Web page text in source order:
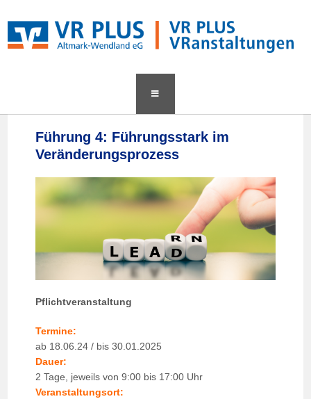
Führung 4: Führungsstark im
Veränderungsprozess
Pflichtveranstaltung
Termine:
ab 18.06.24 / bis 30.01.2025
Dauer:
2 Tage, jeweils von 9:00 bis 17:00 Uhr
Veranstaltungsort: